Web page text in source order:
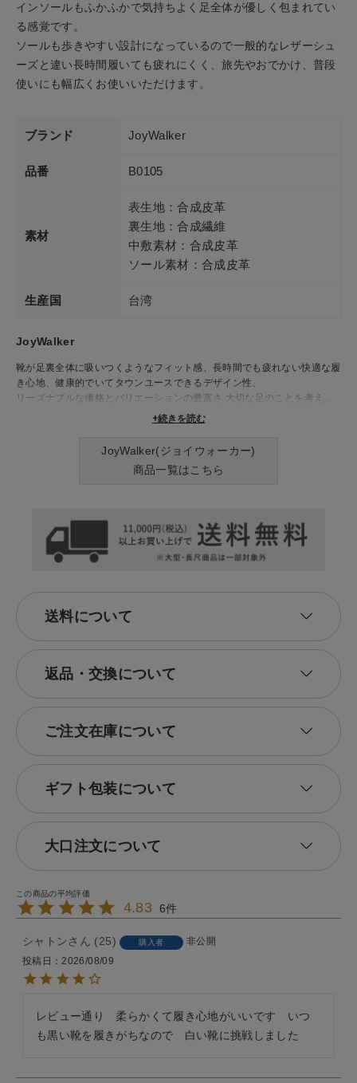
インソールもふかふかで気持ちよく足全体が優しく包まれてい
る感覚です。
ソールも歩きやすい設計になっているので一般的なレザーシュ
ーズと違い長時間履いても疲れにくく、旅先やおでかけ、普段
使いにも幅広くお使いいただけます。
ブランド JoyWalker
品番 B0105
素材
表生地：合成皮革
裏生地：合成繊維
中敷素材：合成皮革
ソール素材：合成皮革
生産国 台湾
JoyWalker
靴が足裏全体に吸いつくようなフィット感、長時間でも疲れない快適な履
き心地、健康的でいてタウンユースできるデザイン性、
リーズナブルな価格とバリエーションの豊富さ 大切な足のことを考えて
作った優しい靴を提案していきます。
+続きを読む
JoyWalker(ジョイウォーカー)
商品一覧はこちら
送料について
返品・交換について
ご注文在庫について
ギフト包装について
大口注文について
4.83 6
シャトン 25 購入者
非公開
投稿日
2026/08/09
レビュー通り　柔らかくて履き心地がいいです　いつ
も黒い靴を履きがちなので　白い靴に挑戦しました